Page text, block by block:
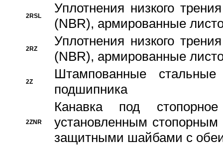
2RSL
Уплотнения низкого
(NBR), армированные
2RZ
Уплотнения низкого
(NBR), армированные
2Z
Штампованные
подшипника
2ZNR
Канавка под
установленным
защитными шайбами с